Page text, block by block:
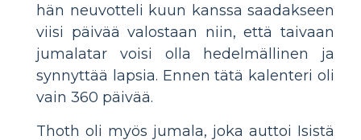
hän neuvotteli kuun kanssa saadakseen
viisi päivää valostaan ​​niin, että taivaan
jumalatar voisi olla hedelmällinen ja
synnyttää lapsia. Ennen tätä kalenteri oli
vain 360 päivää.
Thoth oli myös jumala, joka auttoi Isistä